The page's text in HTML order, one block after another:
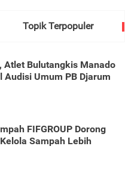
Topik Terpopuler
Atlet Bulutangkis Manado
Audisi Umum PB Djarum
FIFGROUP Dorong
Sampah Lebih